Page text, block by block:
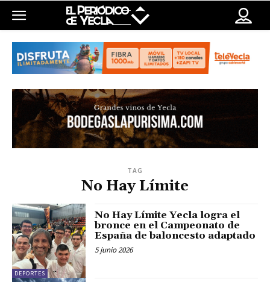
TAG
No Hay Límite
DEPORTES
No Hay Límite Yecla logra el
bronce en el Campeonato de
España de baloncesto adaptado
5 junio 2026